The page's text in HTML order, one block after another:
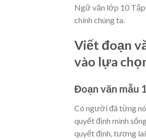
Ngữ văn lớp 10 Tập
chính chúng ta.
Viết đoạn
vào lựa
Đoạn văn mẫu 1
Có người đã từng
quyết định mình
quyết định, tương lai